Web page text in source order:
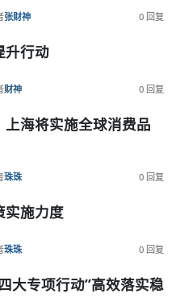
张财神 0 回复
升行动
财神 0 回复
海将实施全球消费品
珠珠 0 回复
实施力度
珠珠 0 回复
大专项行动”高效落实稳